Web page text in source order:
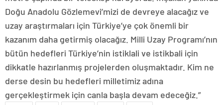
Doğu Anadolu Gözlemevi’mizi de devreye alacağız ve
uzay araştırmaları için Türkiye’ye çok önemli bir
kazanım daha getirmiş olacağız. Milli Uzay Programı’nın
bütün hedefleri Türkiye’nin istiklali ve istikbali için
dikkatle hazırlanmış projelerden oluşmaktadır. Kim ne
derse desin bu hedefleri milletimiz adına
gerçekleştirmek için canla başla devam edeceğiz.”